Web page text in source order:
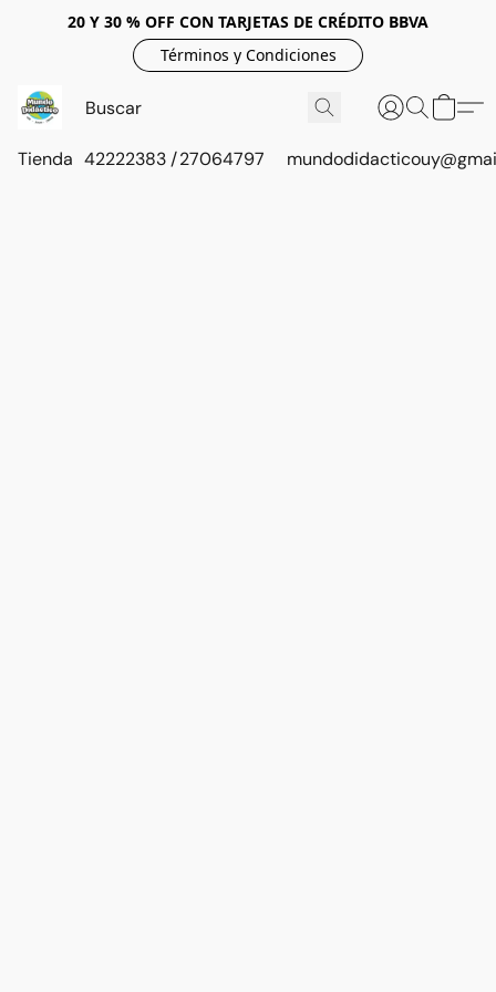
20 Y 30 % OFF CON TARJETAS DE CRÉDITO BBVA
Términos y Condiciones
Tienda 42222383 / 27064797